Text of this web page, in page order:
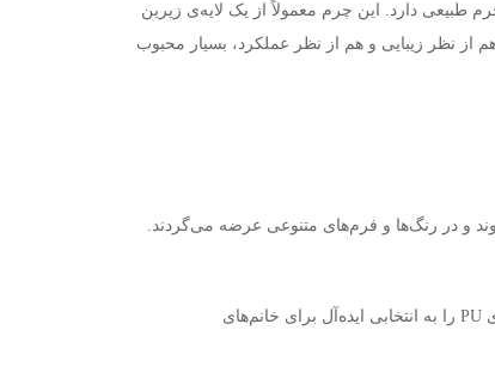
دارد. این چرم معمولاً از یک لایه‌ی زیرین
نظر زیبایی و هم از نظر عملکرد، بسیار محبوب
و در رنگ‌ها و فرم‌های متنوعی عرضه می‌گردند.
PU را به انتخابی ایده‌آل برای خانم‌های